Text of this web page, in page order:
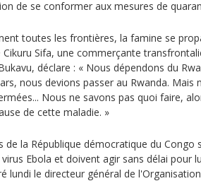
de se conformer aux mesures de
toutes les frontières, la famine se
Cikuru Sifa, une commerçante
déclare : « Nous dépendons du
nous devions passer au Rwanda. Mais
Nous ne savons pas quoi faire,
de cette maladie. »
de la République démocratique du Congo
Ebola et doivent agir sans délai pour
lundi le directeur général de